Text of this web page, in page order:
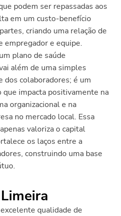
podem ser repassadas aos
em um custo-benefício
criando uma relação de
empregador e equipe.
plano de saúde
além de uma simples
dos colaboradores; é um
impacta positivamente na
organizacional e na
no mercado local. Essa
valoriza o capital
os laços entre a
construindo uma base
qualidade de